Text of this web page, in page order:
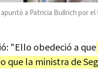
a Patricia Bullrich por el
"Ello obedeció a que
que la ministra de